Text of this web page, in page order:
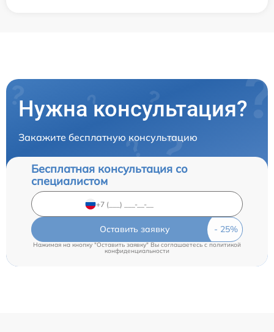
Нужна консультация?
Закажите бесплатную консультацию
Бесплатная консультация со
специалистом
Оставить заявку
Нажимая на кнопку "Оставить заявку" Вы соглашаетесь c политикой
конфиденциальности